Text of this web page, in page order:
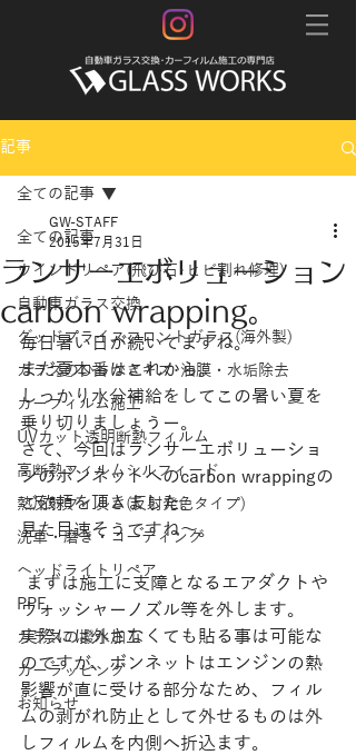
記事
全ての記事
ウインドリペア(飛び石･ヒビ割れ修理)
自動車ガラス交換
グッドプライスフロントガラス(海外製)
ガラスのひっかきキズ･油膜・水垢除去
カーフィルム施工
UVカット透明断熱フィルム
高断熱フィルムシルフィード
熱反射フィルム(反射発色タイプ)
洗車・磨き・コーティング
ヘッドライトリペア
PPF
ガラスの撥水加工
カーラッピング
お知らせ
全ての記事
ランサーエボリューション
carbon wrapping。
GW-STAFF
2015年7月31日
毎日暑い日が続いてますね。
まだ夏本番はこれから。
しっかり水分補給をしてこの暑い夏を
乗り切りましょうー。
さて、今回はランサーエボリューショ
ンのボンネットへのcarbon wrappingの
ご依頼を頂きました。
見た目速そうですね～。
ウォッシャーノズル等を外します。
実際には外さなくても貼る事は可能な
のですが、ボンネットはエンジンの熱
影響が直に受ける部分なため、フィル
ムの剥がれ防止として外せるものは外
しフィルムを内側へ折込ます。